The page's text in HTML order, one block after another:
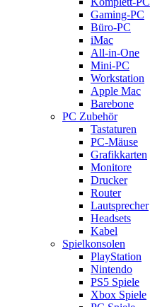
Gaming-PC
Büro-PC
iMac
All-in-One
Mini-PC
Workstation
Apple Mac
Barebone
PC Zubehör
Tastaturen
PC-Mäuse
Grafikkarten
Monitore
Drucker
Router
Lautsprecher
Headsets
Kabel
Spielkonsolen
PlayStation
Nintendo
PS5 Spiele
Xbox Spiele